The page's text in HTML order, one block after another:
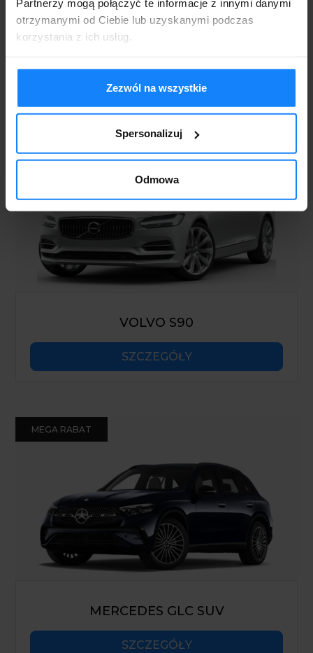
Partnerzy mogą połączyć te informacje z innymi danymi
otrzymanymi od Ciebie lub uzyskanymi podczas
korzystania z ich usług.
Zezwól na wszystkie
Spersonalizuj
Odmowa
AUDI A5 SPORTBACK
SZCZEGÓŁY
VOLVO S90
SZCZEGÓŁY
MEGA RABAT
MERCEDES GLC SUV
SZCZEGÓŁY